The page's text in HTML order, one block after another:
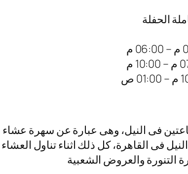
الحفلة
فى النيل، وهى عبارة عن سهرة عشاء
فى القاهرة، كل ذلك اثناء تناول
التنورة والعروض الشعبية